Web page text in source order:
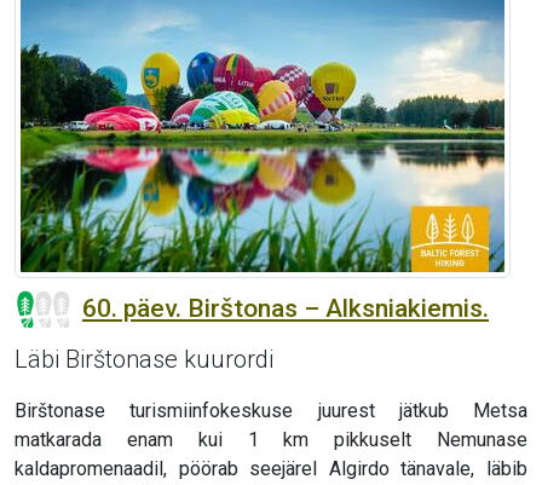
60. päev. Birštonas – Alksniakiemis.
Läbi Birštonase kuurordi
Birštonase turismiinfokeskuse juurest jätkub Metsa
matkarada enam kui 1 km pikkuselt Nemunase
kaldapromenaadil, pöörab seejärel Algirdo tänavale, läbib